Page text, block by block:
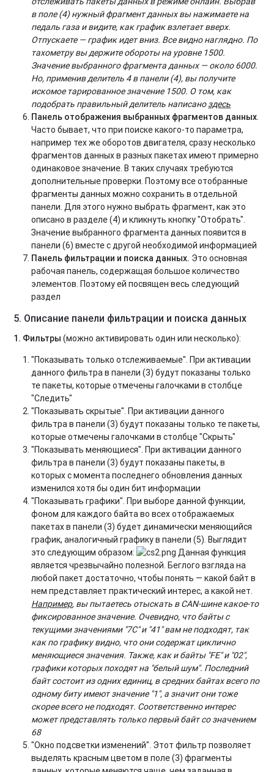
в поле (4) нужный фрагмент данных вы нажимаете на
педаль газа и видите, как график взлетает вверх.
Отпускаете — график идет вниз. Все видно наглядно. По
тахометру вы держите обороты на уровне 1500.
Значение выбранного фрагмента данных — около 6000.
Но, применив делитель 4 в панели (4), вы получите
искомое тарированное значение 1500. О том, как
подобрать правильный делитель написаноздесь
Панель отображения выбранных фрагментов данных.
Часто бывает, что при поиске какого-то параметра,
например тех же оборотов двигателя, сразу несколько
фрагментов данных в разных пакетах имеют примерно
одинаковое значение. В таких случаях требуются
дополнительные проверки. Поэтому все отобранные
фрагменты данных можно сохранить в отдельной
панели. Для этого нужно выбрать фрагмент, как это
описано в разделе (4) и кликнуть кнопку "Отобрать".
Значение выбранного фрагмента данных появится в
панели (6) вместе с другой необходимой информацией
Панель фильтрации и поиска данных. Это основная
рабочая панель, содержащая большое количество
элементов. Поэтому ей посвящен весь следующий
раздел
5. Описание панели фильтрации и поиска данных
1. Фильтры (можно активировать один или несколько):
"Показывать только отслеживаемые". При активации
данного фильтра в панели (3) будут показаны только
те пакеты, которые отмечены галочками в столбце
"Следить"
"Показывать скрытые". При активации данного
фильтра в панели (3) будут показаны только те пакеты,
которые отмечены галочками в столбце "Скрыть"
"Показывать меняющиеся". При активации данного
фильтра в панели (3) будут показаны пакеты, в
которых с момента последнего обновления данных
изменился хотя бы один бит информации
"Показывать графики". При выборе данной функции,
фоном для каждого байта во всех отображаемых
пакетах в панели (3) будет динамически меняющийся
график, аналогичный графику в панели (5). Выглядит
это следующим образом:
Данная функция
является чрезвычайно полезной. Беглого взгляда на
любой пакет достаточно, чтобы понять — какой байт в
нем представляет практический интерес, а какой нет.
Например, вы пытаетесь отыскать в CAN-шине какое-то
фиксированное значение. Очевидно, что байты с
текущими значениями "7С" и "41" вам не подходят, так
как по графику видно, что они содержат циклично
меняющиеся значения. Также, как и байты "FE" и "02",
графики которых походят на "белый шум". Последний
байт состоит из одних единиц, в средних байтах всего по
одному биту имеют значение "1", а значит они тоже
скорее всего не подходят. Соответственно интерес
может представлять только первый байт со значением
68
"Окно подсветки изменений". Этот фильтр позволяет
выделять красным цветом в поле (3) фрагменты